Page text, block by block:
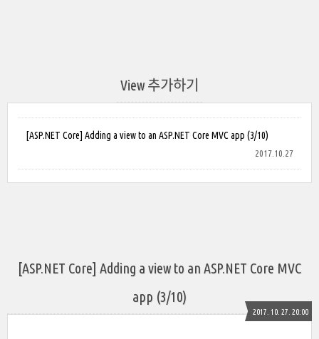
View 추가하기
[ASP.NET Core] Adding a view to an ASP.NET Core MVC app (3/10)
2017.10.27
[ASP.NET Core] Adding a view to an ASP.NET Core MVC
app (3/10)
2017. 10. 27. 20:00